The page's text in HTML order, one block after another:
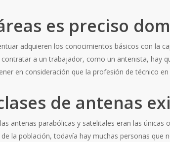
es preciso
adquieren los conocimientos básicos con la
a un trabajador, como un antenista, hay
en consideración que la profesión de técnico
de antenas
antenas parabólicas y satelitales eran las
la población, todavía hay muchas personas que